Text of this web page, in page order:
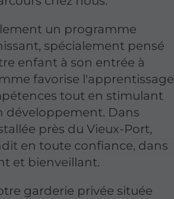
un programme
spécialement pensé
enfant à son entrée à
favorise l'apprentissage
tout en stimulant
développement. Dans
près du Vieux-Port,
en toute confiance, dans
et bienveillant.
garderie privée située